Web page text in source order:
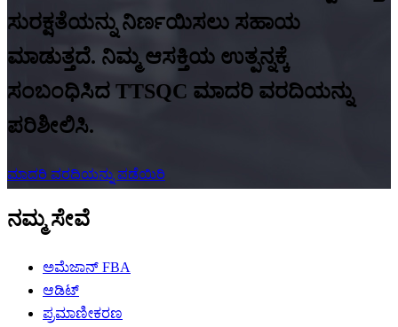
ಸುರಕ್ಷತೆಯನ್ನು ನಿರ್ಣಯಿಸಲು ಸಹಾಯ
ಮಾಡುತ್ತದೆ. ನಿಮ್ಮ ಆಸಕ್ತಿಯ ಉತ್ಪನ್ನಕ್ಕೆ
ಸಂಬಂಧಿಸಿದ TTSQC ಮಾದರಿ ವರದಿಯನ್ನು
ಪರಿಶೀಲಿಸಿ.
ಮಾದರಿ ವರದಿಯನ್ನು ಪಡೆಯಿರಿ
ನಮ್ಮ ಸೇವೆ
ಅಮೆಜಾನ್ FBA
ಆಡಿಟ್
ಪ್ರಮಾಣೀಕರಣ